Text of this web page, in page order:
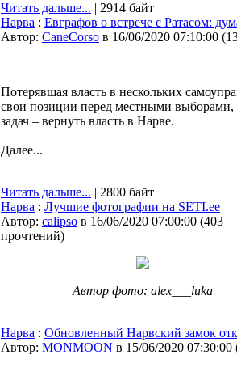
Читать дальше... | 2914 байт
Нарва : Евграфов о встрече с Ратасом:
Автор: CaneCorso в 16/06/2020 07:10:00 (
Потерявшая власть в нескольких
свои позиции перед местными
задач – вернуть власть в Нарве.
Далее...
Читать дальше... | 2800 байт
Нарва : Лучшие фотографии на SETI.ee
Автор: calipso в 16/06/2020 07:00:00 (403
прочтений)
Автор фото: alex___luka
Нарва : Обновленный Нарвский замок
Автор: MONMOON в 15/06/2020 07:30:00